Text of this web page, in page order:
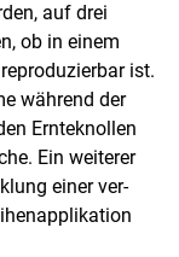
auf drei
ob in einem
ist.
während der
Ernteknollen
Ein weiterer
einer ver­